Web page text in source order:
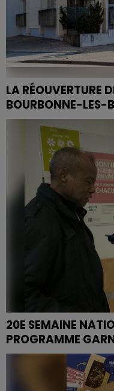
LA RÉOUVERTURE
BOURBONNE-LES-
Les thermes de
semaines plus tard
lundi 24 mars, en
20E SEMAINE
PROGRAMME
La semaine nationale
le 15 mars. Des lieux
gratuit sont prévus